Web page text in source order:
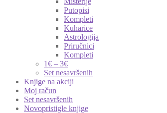
Putopisi
Kompleti
Kuharice
Astrologija
Priručnici
Kompleti
1€ – 3€
Set nesavršenih
Knjige na akciji
Moj račun
Set nesavršenih
Novopristigle knjige